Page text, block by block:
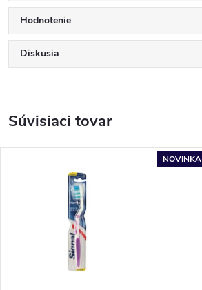
Hodnotenie
Diskusia
Súvisiaci tovar
NOVINKA